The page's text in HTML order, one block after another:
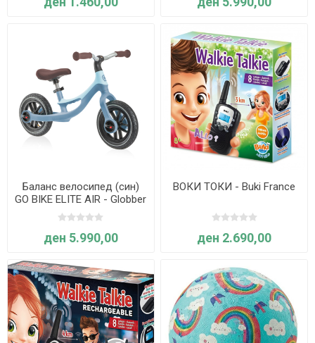
Баланс велосипед (син)
GO BIKE ELITE AIR - Globber
ден 5.990,00
ВОКИ ТОКИ - Buki France
ден 2.690,00